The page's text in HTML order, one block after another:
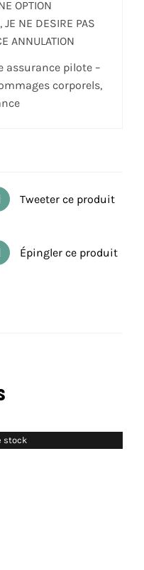
OPTION
JE NE DESIRE PAS
ANNULATION
assurance pilote –
corporels,
Tweeter ce produit
Épingler ce produit
stock